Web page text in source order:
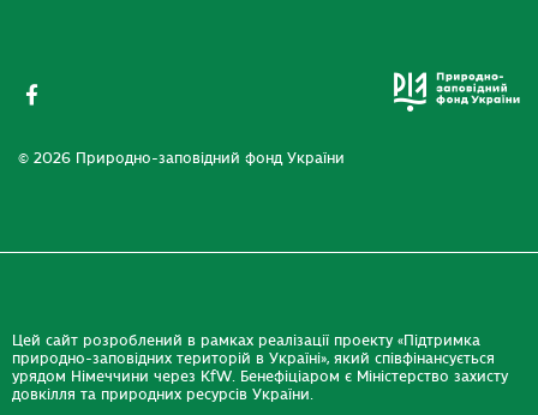
© 2026 Природно-заповідний фонд України
Цей сайт розроблений в рамках реалізації проекту «Підтримка
природно-заповідних територій в Україні», який співфінансується
урядом Німеччини через KfW. Бенефіціаром є Міністерство захисту
довкілля та природних ресурсів України.